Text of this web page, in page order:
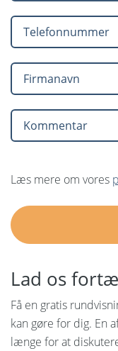
Lad os
Få en gratis
kan gøre for dig. En
længe for at
Læs mere om vores